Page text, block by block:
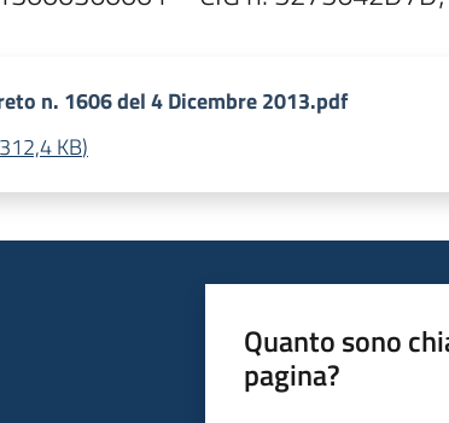
n. 1606 del 4 Dicembre 2013.pdf
312,4 KB)
Quanto sono
pagina?